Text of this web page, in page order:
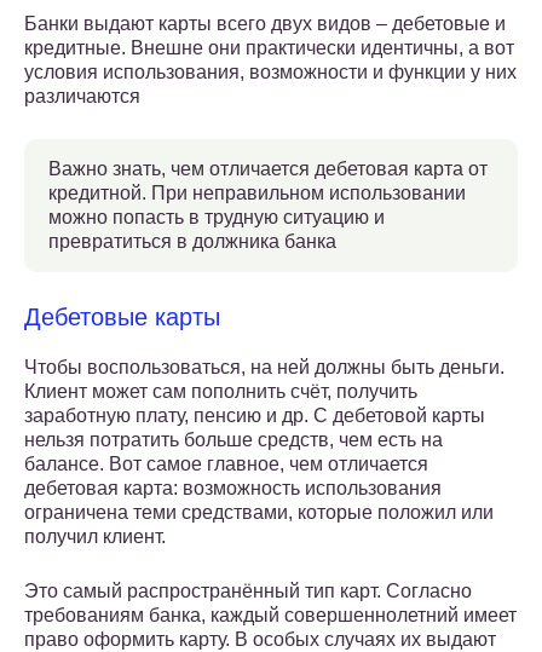
Банки выдают карты всего двух видов – дебетовые и
кредитные. Внешне они практически идентичны, а вот
условия использования, возможности и функции у них
различаются
Важно знать, чем отличается дебетовая карта от
кредитной. При неправильном использовании
можно попасть в трудную ситуацию и
превратиться в должника банка
Дебетовые карты
Чтобы воспользоваться, на ней должны быть деньги.
Клиент может сам пополнить счёт, получить
заработную плату, пенсию и др. С дебетовой карты
нельзя потратить больше средств, чем есть на
балансе. Вот самое главное, чем отличается
дебетовая карта: возможность использования
ограничена теми средствами, которые положил или
получил клиент.
Это самый распространённый тип карт. Согласно
требованиям банка, каждый совершеннолетний имеет
право оформить карту. В особых случаях их выдают